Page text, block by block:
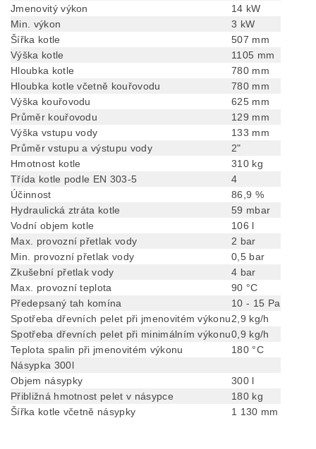
Jmenovitý výkon
14 kW
Min. výkon
3 kW
Šířka kotle
507 mm
Výška kotle
1105 mm
Hloubka kotle
780 mm
Hloubka kotle včetně kouřovodu
780 mm
Výška kouřovodu
625 mm
Průměr kouřovodu
129 mm
Výška vstupu vody
133 mm
Průměr vstupu a výstupu vody
2"
Hmotnost kotle
310 kg
Třída kotle podle EN 303-5
4
Účinnost
86,9 %
Hydraulická ztráta kotle
59 mbar
Vodní objem kotle
106 l
Max. provozní přetlak vody
2 bar
Min. provozní přetlak vody
0,5 bar
Zkušební přetlak vody
4 bar
Max. provozní teplota
90 °C
Předepsaný tah komína
10 - 15 Pa
Spotřeba dřevních pelet při jmenovitém výkonu2,9 kg/h
Spotřeba dřevních pelet při minimálním výkonu0,9 kg/h
Teplota spalin při jmenovitém výkonu
180 °C
Násypka 300l
Objem násypky
300 l
Přibližná hmotnost pelet v násypce
180 kg
Šířka kotle včetně násypky
1 130 mm